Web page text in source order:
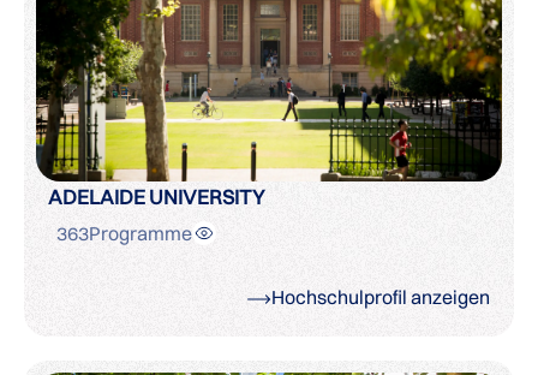
ADELAIDE UNIVERSITY
363Programme
Hochschulprofil anzeigen